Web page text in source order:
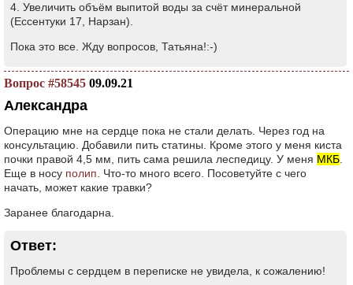
4. Увеличить объём выпитой воды за счёт минеральной
(Ессентуки 17, Нарзан).
Пока это все. Жду вопросов, Татьяна!:-)
Вопрос #58545 09.09.21
Александра
Операцию мне на сердце пока не стали делать. Через год на
консультацию. Добавили пить статины. Кроме этого у меня киста
почки правой 4,5 мм, пить сама решила леспедицу. У меня МКБ
Еще в носу полип . Что-то много всего. Посоветуйте с чего
начать, может какие травки?
Заранее благодарна.
Ответ:
Проблемы с сердцем в переписке не увидела, к сожалению!